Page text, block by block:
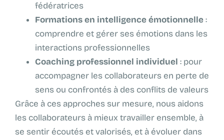
fédératrices
Formations en intelligence émotionnelle:
comprendre et gérer ses émotions dans les
interactions professionnelles
Coaching professionnel individuel : pour
accompagner les collaborateurs en perte de
sens ou confrontés à des conflits de valeurs
Grâce à ces approches sur mesure, nous aidons
les collaborateurs à mieux travailler ensemble, à
se sentir écoutés et valorisés, et à évoluer dans